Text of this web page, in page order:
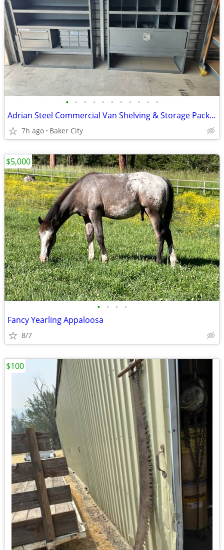
• • • • • • • • • • •
Adrian Steel Commercial Van Shelving & Storage Package – $900 OBO
7h ago Baker City
• • • •
Fancy Yearling Appaloosa
8/7
$5,000
$100